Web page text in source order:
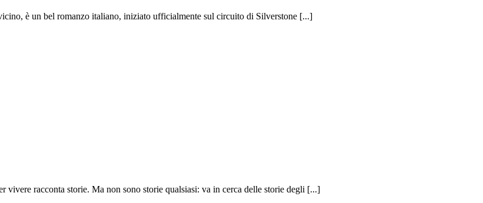
è un bel romanzo italiano, iniziato ufficialmente sul circuito di Silverstone [...]
racconta storie. Ma non sono storie qualsiasi: va in cerca delle storie degli [...]